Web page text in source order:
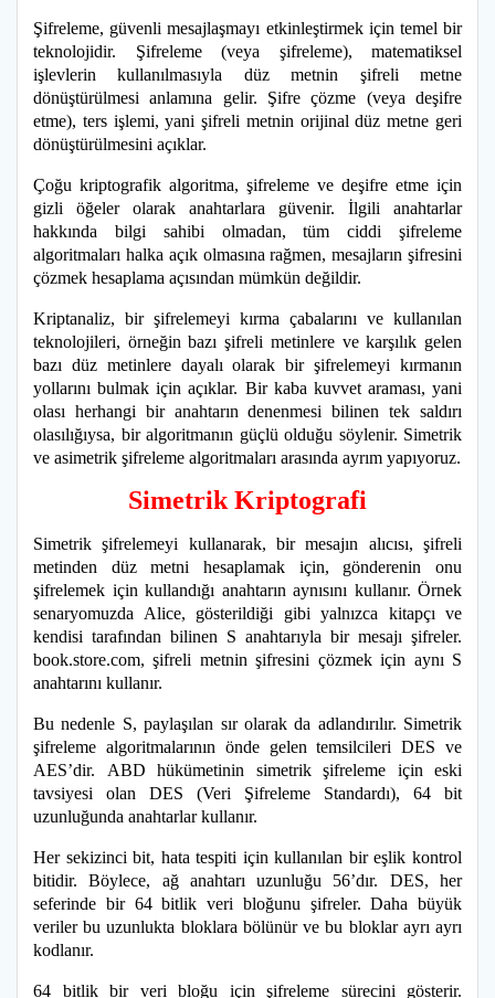
Şifreleme, güvenli mesajlaşmayı etkinleştirmek için temel bir
teknolojidir. Şifreleme (veya şifreleme), matematiksel
işlevlerin kullanılmasıyla düz metnin şifreli metne
dönüştürülmesi anlamına gelir. Şifre çözme (veya deşifre
etme), ters işlemi, yani şifreli metnin orijinal düz metne geri
dönüştürülmesini açıklar.
Çoğu kriptografik algoritma, şifreleme ve deşifre etme için
gizli öğeler olarak anahtarlara güvenir. İlgili anahtarlar
hakkında bilgi sahibi olmadan, tüm ciddi şifreleme
algoritmaları halka açık olmasına rağmen, mesajların şifresini
çözmek hesaplama açısından mümkün değildir.
Kriptanaliz, bir şifrelemeyi kırma çabalarını ve kullanılan
teknolojileri, örneğin bazı şifreli metinlere ve karşılık gelen
bazı düz metinlere dayalı olarak bir şifrelemeyi kırmanın
yollarını bulmak için açıklar. Bir kaba kuvvet araması, yani
olası herhangi bir anahtarın denenmesi bilinen tek saldırı
olasılığıysa, bir algoritmanın güçlü olduğu söylenir. Simetrik
ve asimetrik şifreleme algoritmaları arasında ayrım yapıyoruz.
Simetrik Kriptografi
Simetrik şifrelemeyi kullanarak, bir mesajın alıcısı, şifreli
metinden düz metni hesaplamak için, gönderenin onu
şifrelemek için kullandığı anahtarın aynısını kullanır. Örnek
senaryomuzda Alice, gösterildiği gibi yalnızca kitapçı ve
kendisi tarafından bilinen S anahtarıyla bir mesajı şifreler.
book.store.com, şifreli metnin şifresini çözmek için aynı S
anahtarını kullanır.
Bu nedenle S, paylaşılan sır olarak da adlandırılır. Simetrik
şifreleme algoritmalarının önde gelen temsilcileri DES ve
AES’dir.
ABD hükümetinin simetrik şifreleme için eski
tavsiyesi olan DES (Veri Şifreleme Standardı), 64 bit
uzunluğunda anahtarlar kullanır.
Her sekizinci bit, hata tespiti için kullanılan bir eşlik kontrol
bitidir. Böylece, ağ anahtarı uzunluğu 56’dır. DES, her
seferinde bir 64 bitlik veri bloğunu şifreler. Daha büyük
veriler bu uzunlukta bloklara bölünür ve bu bloklar ayrı ayrı
kodlanır.
64 bitlik bir veri bloğu için şifreleme sürecini gösterir.